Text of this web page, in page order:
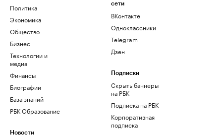
Политика
Экономика
Общество
Бизнес
Технологии и
медиа
Финансы
Биографии
База знаний
РБК Образование
Новости
сети
ВКонтакте
Одноклассники
Telegram
Дзен
Подписки
Скрыть баннеры
на РБК
Подписка на РБК
Корпоративная
подписка